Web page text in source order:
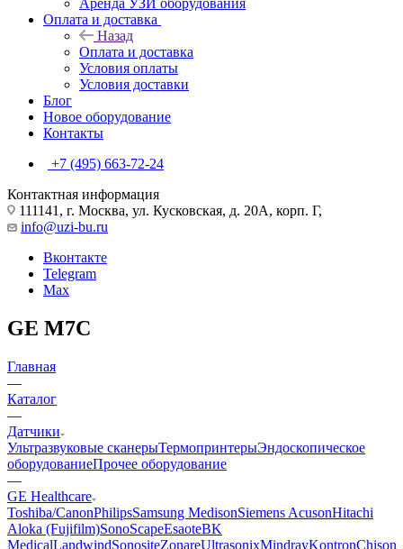
Аренда УЗИ оборудования
Оплата и доставка
Назад
Оплата и доставка
Условия оплаты
Условия доставки
Блог
Новое оборудование
Контакты
+7 (495) 663-72-24
Контактная информация
111141, г. Москва, ул. Кусковская, д. 20А, корп. Г,
info@uzi-bu.ru
Вконтакте
Telegram
Max
GE M7C
Главная
—
Каталог
—
Датчики
Ультразвуковые сканерыТермопринтерыЭндоскопическое
оборудованиеПрочее оборудование
—
GE Healthcare
Toshiba/CanonPhilipsSamsung MedisonSiemens AcusonHitachi
Aloka (Fujifilm)SonoScapeEsaoteBK
MedicalLandwindSonositeZonareUltrasonixMindrayKontronChison